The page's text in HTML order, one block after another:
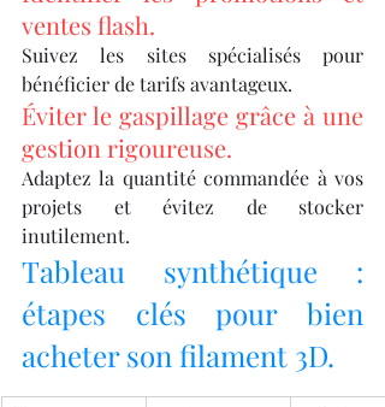
ventes flash.
Suivez les sites spécialisés pour
bénéficier de tarifs avantageux.
Éviter le gaspillage grâce à une
gestion rigoureuse.
Adaptez la quantité commandée à vos
projets et évitez de stocker
inutilement.
Tableau synthétique :
étapes clés pour bien
acheter son filament 3D.